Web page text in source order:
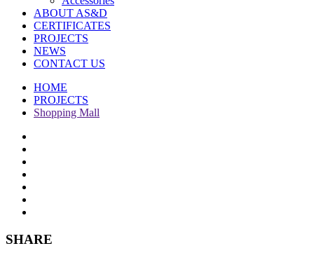
ABOUT AS&D
CERTIFICATES
PROJECTS
NEWS
CONTACT US
HOME
PROJECTS
Shopping Mall
SHARE